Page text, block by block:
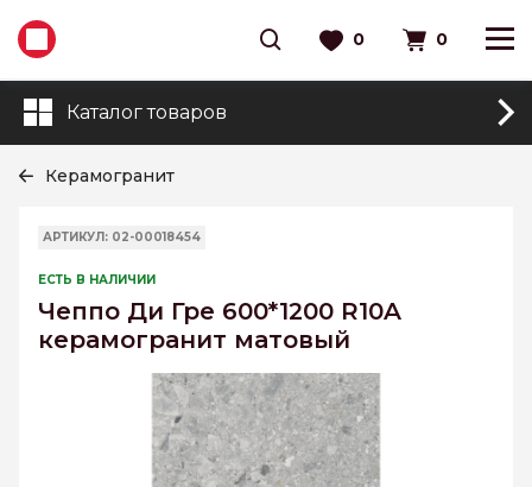
0 0
Каталог товаров
Керамогранит
АРТИКУЛ: 02-00018454
ЕСТЬ В НАЛИЧИИ
Чеппо Ди Гре 600*1200 R10A
керамогранит матовый